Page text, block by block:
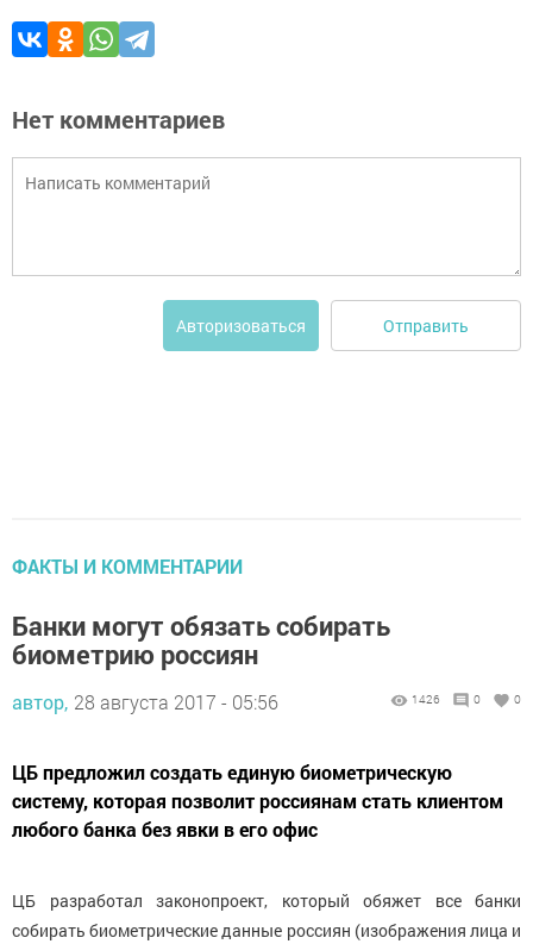
Нет комментариев
Авторизоваться Отправить
ФАКТЫ И КОММЕНТАРИИ
Банки могут обязать собирать
биометрию россиян
автор, 28 августа 2017 - 05:56 1426 0 0
ЦБ предложил создать единую биометрическую
систему, которая позволит россиянам стать клиентом
любого банка без явки в его офис
ЦБ разработал законопроект, который обяжет все банки
собирать биометрические данные россиян (изображения лица и